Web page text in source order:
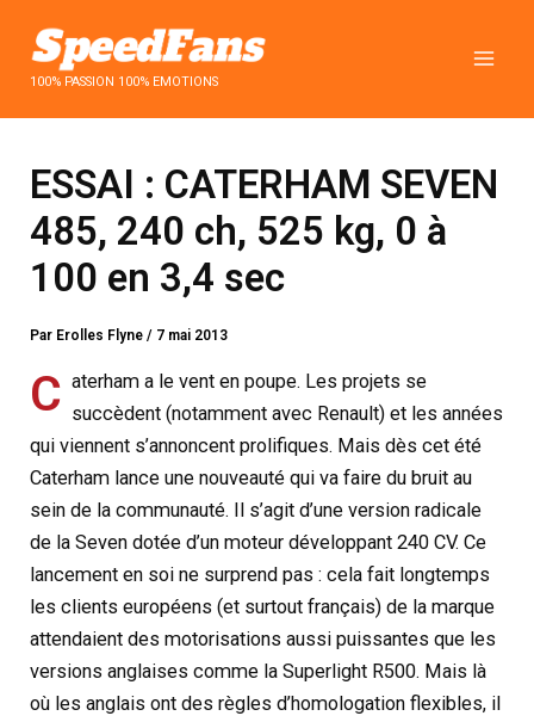
contenu100% PASSION 100% EMOTIONS
ESSAI : CATERHAM SEVEN
485, 240 ch, 525 kg, 0 à
100 en 3,4 sec
Par Erolles Flyne/ 7 mai 2013
C aterham a le vent en poupe. Les projets se
succèdent (notamment avec Renault) et les années
qui viennent s’annoncent prolifiques. Mais dès cet été
Caterham lance une nouveauté qui va faire du bruit au
sein de la communauté. Il s’agit d’une version radicale
de la Seven dotée d’un moteur développant 240 CV. Ce
lancement en soi ne surprend pas : cela fait longtemps
les clients européens (et surtout français) de la marque
attendaient des motorisations aussi puissantes que les
versions anglaises comme la Superlight R500. Mais là
où les anglais ont des règles d’homologation flexibles, il